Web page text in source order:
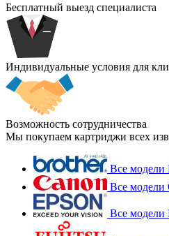
Бесплатный выезд специалиста
Индивидуальные условия для
Возможность сотрудничества
Мы покупаем картриджи всех
Все модели
Все модели
Все модели